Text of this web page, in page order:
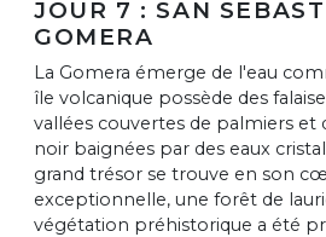
JOUR 7 : SAN
GOMERA
La Gomera émerge de l'eau
île volcanique possède des
vallées couvertes de palmiers et
noir baignées par des eaux
grand trésor se trouve en son
exceptionnelle, une forêt de
végétation préhistorique a été